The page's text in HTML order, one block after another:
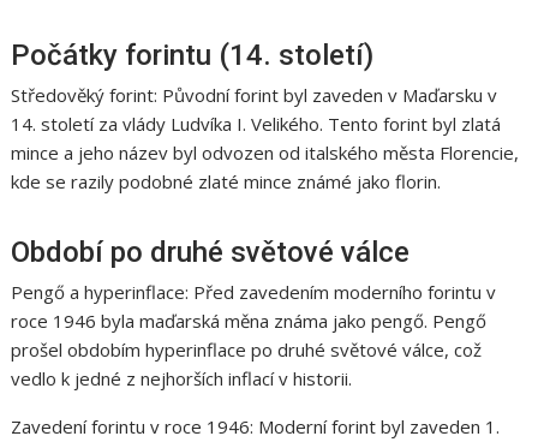
Počátky forintu (14. století)
Středověký forint: Původní forint byl zaveden v Maďarsku v
14. století za vlády Ludvíka I. Velikého. Tento forint byl zlatá
mince a jeho název byl odvozen od italského města Florencie,
kde se razily podobné zlaté mince známé jako florin.
Období po druhé světové válce
Pengő a hyperinflace: Před zavedením moderního forintu v
roce 1946 byla maďarská měna známa jako pengő. Pengő
prošel obdobím hyperinflace po druhé světové válce, což
vedlo k jedné z nejhorších inflací v historii.
Zavedení forintu v roce 1946: Moderní forint byl zaveden 1.